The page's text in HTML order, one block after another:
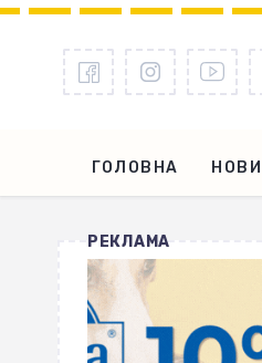
ГОЛОВНА
РЕКЛАМА